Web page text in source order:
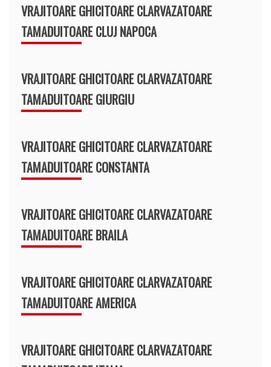
VRAJITOARE GHICITOARE CLARVAZATOARE
TAMADUITOARE CLUJ NAPOCA
VRAJITOARE GHICITOARE CLARVAZATOARE
TAMADUITOARE GIURGIU
VRAJITOARE GHICITOARE CLARVAZATOARE
TAMADUITOARE CONSTANTA
VRAJITOARE GHICITOARE CLARVAZATOARE
TAMADUITOARE BRAILA
VRAJITOARE GHICITOARE CLARVAZATOARE
TAMADUITOARE AMERICA
VRAJITOARE GHICITOARE CLARVAZATOARE